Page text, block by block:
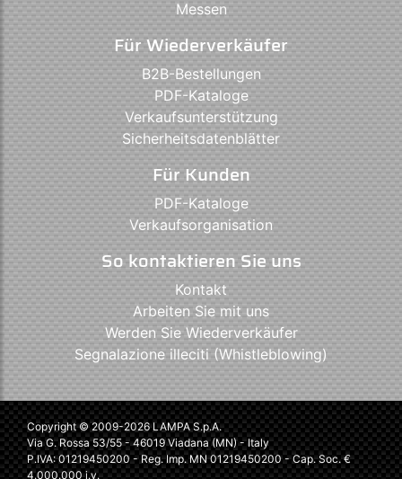
Messen
Für Wiederverkäufer
B2B-Bestellungen
PDF-Kataloge
Verkaufsunterstützung
Sicherheitsdatenblätter
Für Kunden
PDF-Kataloge
Verkaufsorganisation
So kontaktieren Sie uns
Kontakt
Arbeiten Sie mit uns
Werden Sie Wiederverkäufer
Segnalazione illeciti (Whistleblowing)
Copyright © 2009-2026 LAMPA S.p.A.
Via G. Rossa 53/55 - 46019 Viadana (MN) - Italy
P.IVA: 01219450200 - Reg. Imp. MN 01219450200 - Cap. Soc. €
4.000.000 i.v.